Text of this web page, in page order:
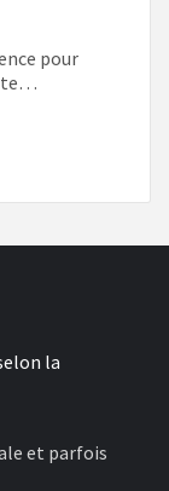
pour
la
et parfois